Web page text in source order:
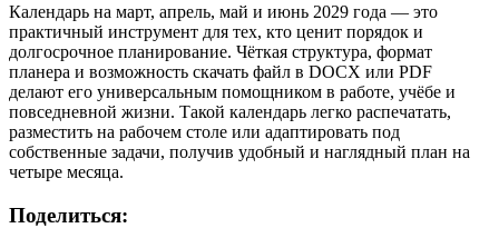
Календарь на март, апрель, май и июнь 2029 года — это
практичный инструмент для тех, кто ценит порядок и
долгосрочное планирование. Чёткая структура, формат
планера и возможность скачать файл в DOCX или PDF
делают его универсальным помощником в работе, учёбе и
повседневной жизни. Такой календарь легко распечатать,
разместить на рабочем столе или адаптировать под
собственные задачи, получив удобный и наглядный план на
четыре месяца.
Поделиться: